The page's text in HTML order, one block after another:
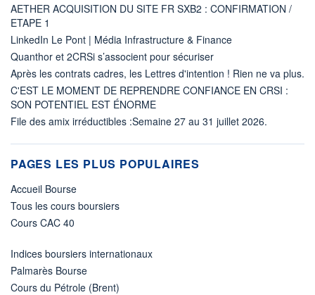
AETHER ACQUISITION DU SITE FR SXB2 : CONFIRMATION /
ETAPE 1
LinkedIn Le Pont | Média Infrastructure & Finance
Quanthor et 2CRSi s’associent pour sécuriser
Après les contrats cadres, les Lettres d'intention ! Rien ne va plus.
C'EST LE MOMENT DE REPRENDRE CONFIANCE EN CRSI :
SON POTENTIEL EST ÉNORME
File des amix irréductibles :Semaine 27 au 31 juillet 2026.
PAGES LES PLUS POPULAIRES
Accueil Bourse
Tous les cours boursiers
Cours CAC 40
Indices boursiers internationaux
Palmarès Bourse
Cours du Pétrole (Brent)